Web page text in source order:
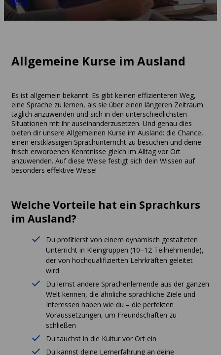
Allgemeine Kurse im Ausland
Es ist allgemein bekannt: Es gibt keinen effizienteren Weg,
eine Sprache zu lernen, als sie über einen längeren Zeitraum
täglich anzuwenden und sich in den unterschiedlichsten
Situationen mit ihr auseinanderzusetzen. Und genau dies
bieten dir unsere Allgemeinen Kurse im Ausland: die Chance,
einen erstklassigen Sprachunterricht zu besuchen und deine
frisch erworbenen Kenntnisse gleich im Alltag vor Ort
anzuwenden. Auf diese Weise festigt sich dein Wissen auf
besonders effektive Weise!
Welche Vorteile hat ein Sprachkurs
im Ausland?
Du profitierst von einem dynamisch gestalteten
Unterricht in Kleingruppen (10–12 Teilnehmende),
der von hochqualifizierten Lehrkräften geleitet
wird
Du lernst andere Sprachenlernende aus der ganzen
Welt kennen, die ähnliche sprachliche Ziele und
Interessen haben wie du – die perfekten
Voraussetzungen, um Freundschaften zu
schließen
Du tauchst in die Kultur vor Ort ein
Du kannst deine Lernerfahrung an deine